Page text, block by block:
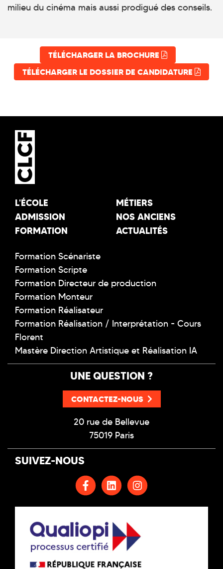
milieu du cinéma mais aussi prodigué des conseils.
TÉLÉCHARGER LA BROCHURE
TÉLÉCHARGER LE DOSSIER DE CANDIDATURE
L'ÉCOLE
ADMISSION
FORMATION
MÉTIERS
NOS ANCIENS
ACTUALITÉS
Formation Scénariste
Formation Scripte
Formation Directeur de production
Formation Monteur
Formation Réalisateur
Formation Réalisation / Interprétation - Cours
Florent
Mastère Direction Artistique et Réalisation IA
UNE QUESTION ?
CONTACTEZ-NOUS
20 rue de Bellevue
75019 Paris
SUIVEZ-NOUS